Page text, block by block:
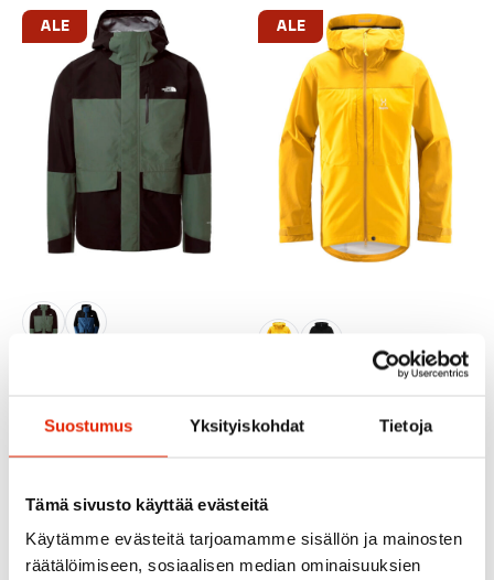
Suostumus Yksityiskohdat Tietoja
Tämä sivusto käyttää evästeitä
Käytämme evästeitä tarjoamamme sisällön ja mainosten
räätälöimiseen, sosiaalisen median ominaisuuksien
178,00 €.
99,00 €.
360,00€
oli:
180,00€
on:
ALE
Miesten Takki
oli:
on:
ALE
Infinium Miesten Takki
←12